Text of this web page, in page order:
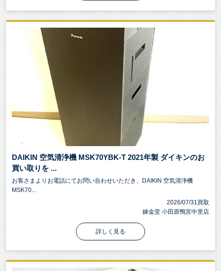
DAIKIN 空気清浄機 MSK70YBK-T 2021年製 ダイキンのお
買い取りを ...
お客さまよりお電話にてお問い合わせいただき、DAIKIN 空気清浄機
MSK70...
2026/07/31買取
錬金堂 小田原鴨宮中里店
詳しく見る